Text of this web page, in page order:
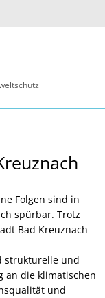
Folgen sind in
spürbar. Trotz
Bad Kreuznach
strukturelle und
an die klimatischen
und